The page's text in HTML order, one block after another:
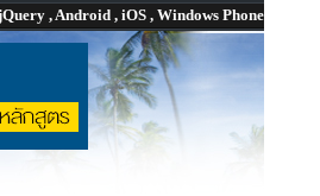
, Android , iOS , Windows Phone